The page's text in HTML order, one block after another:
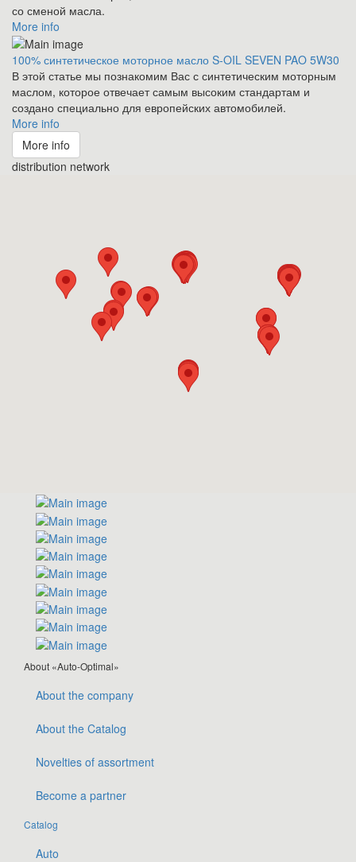
со сменой масла.
More info
100% синтетическое моторное масло S-OIL SEVEN PAO 5W30
В этой статье мы познакомим Вас с синтетическим моторным
маслом, которое отвечает самым высоким стандартам и
создано специально для европейских автомобилей.
More info
More info
distribution network
About «Auto-Optimal»
About the company
About the Catalog
Novelties of assortment
Become a partner
Catalog
Auto